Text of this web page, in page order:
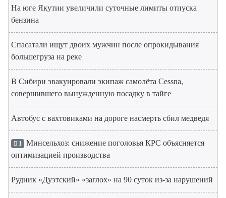
На юге Якутии увеличили суточные лимиты отпуска
бензина
Спасатали ищут двоих мужчин после опрокидывания
большегруза на реке
В Сибири эвакуировали экипаж самолёта Cessna,
совершившего вынужденную посадку в тайге
Автобус с вахтовиками на дороге насмерть сбил медведя
1 Минсельхоз: снижение поголовья КРС объясняется
оптимизацией производства
Рудник «Дуэтский» «заглох» на 90 суток из-за нарушений